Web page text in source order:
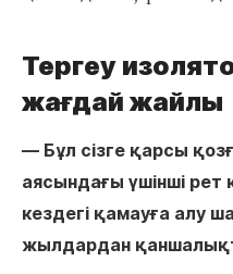
Тергеу
жағдай жайлы
― Бұл сізге қарсы
аясындағы үшінші рет
кездегі қамауға алу
жылдардан